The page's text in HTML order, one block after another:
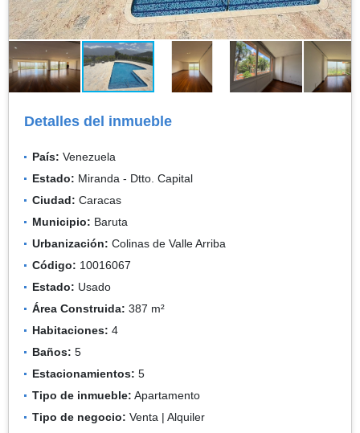
Detalles del inmueble
País: Venezuela
Estado: Miranda - Dtto. Capital
Ciudad: Caracas
Municipio: Baruta
Urbanización: Colinas de Valle Arriba
Código: 10016067
Estado: Usado
Área Construida: 387 m²
Habitaciones: 4
Baños: 5
Estacionamientos: 5
Tipo de inmueble: Apartamento
Tipo de negocio: Venta | Alquiler